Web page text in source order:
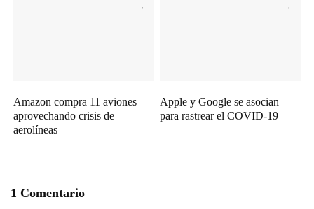
Amazon compra 11 aviones
aprovechando crisis de
aerolíneas
Apple y Google se asocian
para rastrear el COVID-19
1 Comentario